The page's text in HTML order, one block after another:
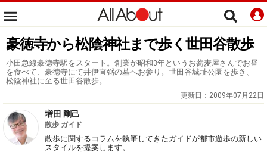
豪徳寺から松陰神社まで歩く世田谷散歩
小田急線豪徳寺駅をスタート。創業が昭和3年というお蕎麦屋さんでお昼
を食べて、豪徳寺にて井伊直弼の墓へお参り。世田谷城址公園を歩き、
松陰神社に至る世田谷散歩。
更新日： 2009年07月22日
増田 剛己
散歩 ガイド
散歩に関するコラムを執筆してきたガイドが都市遊歩の新しい
スタイルを提案します。